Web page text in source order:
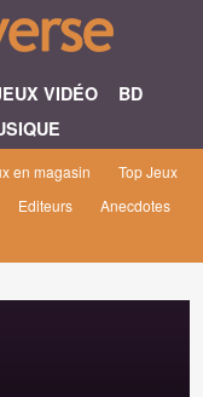
VIDÉO
BD
en magasin
Top Jeux
Editeurs
Anecdotes